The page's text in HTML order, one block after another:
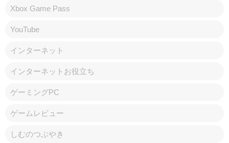
Xbox Game Pass
YouTube
インターネット
インターネットお役立ち
ゲーミングPC
ゲームレビュー
しむのつぶやき